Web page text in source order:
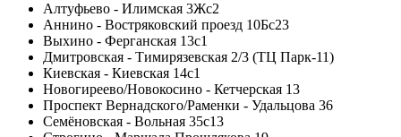
Алтуфьево - Илимская 3Жс2
Аннино - Востряковский проезд 10Бс23
Выхино - Ферганская 13с1
Дмитровская - Тимирязевская 2/3 (ТЦ Парк-11)
Киевская - Киевская 14с1
Новогиреево/Новокосино - Кетчерская 13
Проспект Вернадского/Раменки - Удальцова 36
Семёновская - Вольная 35с13